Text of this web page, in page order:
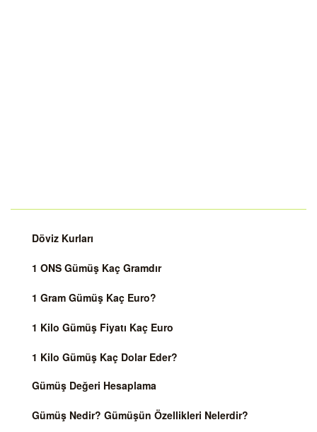
Döviz Kurları
1 ONS Gümüş Kaç Gramdır
1 Gram Gümüş Kaç Euro?
1 Kilo Gümüş Fiyatı Kaç Euro
1 Kilo Gümüş Kaç Dolar Eder?
Gümüş Değeri Hesaplama
Gümüş Nedir? Gümüşün Özellikleri Nelerdir?